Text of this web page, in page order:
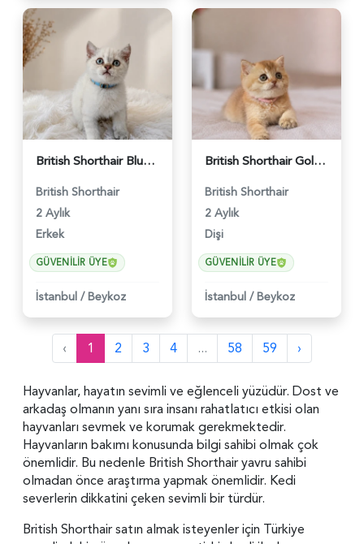
British Shorthair Blue Point Erkek Yavrumuz - 5211
British Shorthair
2 Aylık
Erkek
GÜVENILIR ÜYE
İstanbul / Beykoz
British Shorthair Golden Muhteşem Yavrumuz - 5226
British Shorthair
2 Aylık
Dişi
GÜVENILIR ÜYE
İstanbul / Beykoz
‹ 1 2 3 4 ... 58 59 ›
Hayvanlar, hayatın sevimli ve eğlenceli yüzüdür. Dost ve
arkadaş olmanın yanı sıra insanı rahatlatıcı etkisi olan
hayvanları sevmek ve korumak gerekmektedir.
Hayvanların bakımı konusunda bilgi sahibi olmak çok
önemlidir. Bu nedenle British Shorthair yavru sahibi
olmadan önce araştırma yapmak önemlidir. Kedi
severlerin dikkatini çeken sevimli bir türdür.
British Shorthair satın almak isteyenler için Türkiye